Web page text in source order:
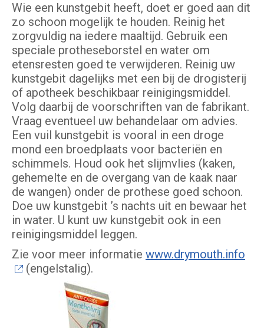
Wie een kunstgebit heeft, doet er goed aan dit
zo schoon mogelijk te houden. Reinig het
zorgvuldig na iedere maaltijd. Gebruik een
speciale protheseborstel en water om
etensresten goed te verwijderen. Reinig uw
kunstgebit dagelijks met een bij de drogisterij
of apotheek beschikbaar reinigingsmiddel.
Volg daarbij de voorschriften van de fabrikant.
Vraag eventueel uw behandelaar om advies.
Een vuil kunstgebit is vooral in een droge
mond een broedplaats voor bacteriën en
schimmels. Houd ook het slijmvlies (kaken,
gehemelte en de overgang van de kaak naar
de wangen) onder de prothese goed schoon.
Doe uw kunstgebit ’s nachts uit en bewaar het
in water. U kunt uw kunstgebit ook in een
reinigingsmiddel leggen.
Zie voor meer informatie www.drymouth.info
(engelstalig).